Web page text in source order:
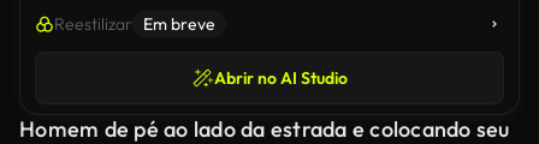
Reestilizar Em breve
Abrir no AI Studio
Homem de pé ao lado da estrada e colocando seu